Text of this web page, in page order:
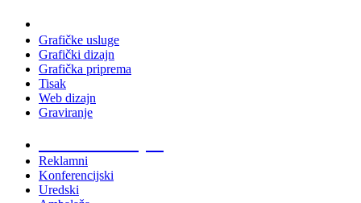
Grafičke usluge
Grafički dizajn
Grafička priprema
Tisak
Web dizajn
Graviranje
Reklamni
Konferencijski
Uredski